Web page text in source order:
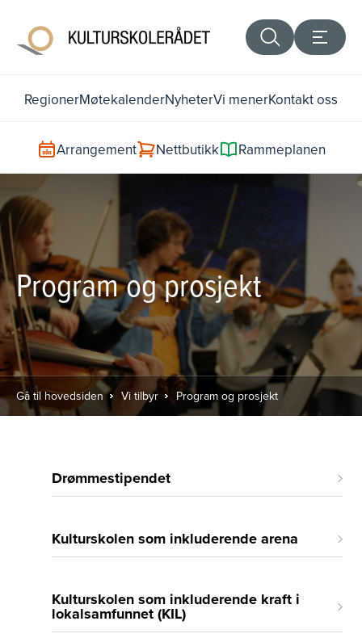
RegionerMøtekalenderNyheterVi menerKontakt oss
Arrangement Nettbutikk Rammeplanen
Program og prosjekt
Gå til hovedsiden Vi tilbyr Program og prosjekt
Drømmestipendet
Kulturskolen som inkluderende arena
Kulturskolen som inkluderende kraft i
lokalsamfunnet (KIL)